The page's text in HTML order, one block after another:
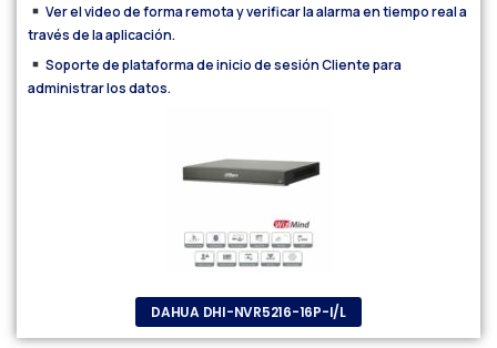
Ver el video de forma remota y verificar la alarma en tiempo real a
través de la aplicación.
Soporte de plataforma de inicio de sesión Cliente para
administrar los datos.
DAHUA DHI-NVR5216-16P-I/L